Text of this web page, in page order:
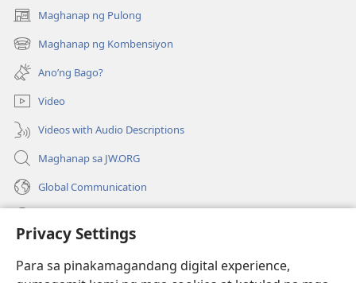
Privacy Settings
Para sa pinakamagandang digital experience,
Maghanap ng Pulong
(may
bubukas
na
bagong
window)
Maghanap ng Kombensiyon
(may
bubukas
na
bagong
window)
Ano’ng Bago?
Video
Videos with Audio Descriptions
Maghanap sa JW.ORG
Global Communication
(may